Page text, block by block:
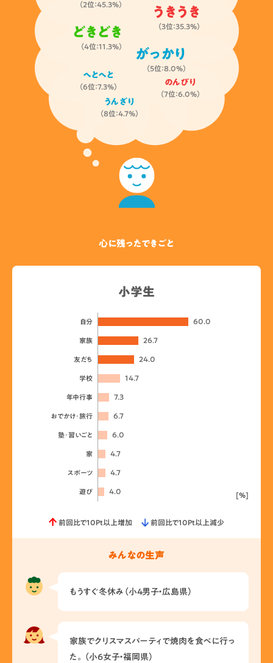
（2位：45.3%）
うきうき
（3位：35.3%）
どきどき
（4位：11.3%）
がっかり
（5位：8.0%）
へとへと
（6位：7.3%） のんびり
（7位：6.0%）
うんざり
（8位：4.7%）
心に残ったできごと
小学生
自分 60.0
家族 26.7
友だち 24.0
学校 14.7
年中行事 7.3
おでかけ･旅行 6.7
塾･習いごと 6.0
家 4.7
スポーツ 4.7
遊び 4.0 [%]
前回比で10Pt以上増加 前回比で10Pt以上減少
みんなの生声
もうすぐ冬休み（小4男子・広島県）
家族でクリスマスパーティで焼肉を食べに行っ
た。（小6女子・福岡県）